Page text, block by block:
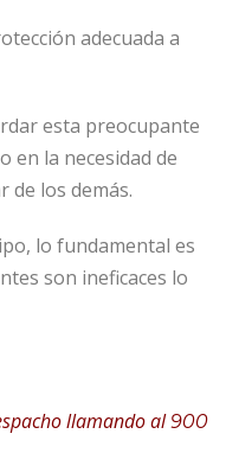
adecuada a
esta preocupante
en la necesidad de
los demás.
lo fundamental es
son ineficaces lo
llamando al900